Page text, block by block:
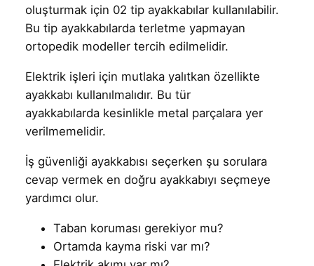
oluşturmak için 02 tip ayakkabılar kullanılabilir.
Bu tip ayakkabılarda terletme yapmayan
ortopedik modeller tercih edilmelidir.
Elektrik işleri için mutlaka yalıtkan özellikte
ayakkabı kullanılmalıdır. Bu tür
ayakkabılarda kesinlikle metal parçalara yer
verilmemelidir.
İş güvenliği ayakkabısı seçerken şu sorulara
cevap vermek en doğru ayakkabıyı seçmeye
yardımcı olur.
Taban koruması gerekiyor mu?
Ortamda kayma riski var mı?